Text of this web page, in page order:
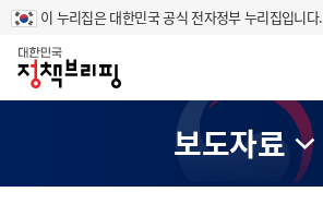
이 누리집은 대한민국 공식 전자정부 누리집입니다.
홈
보도자료